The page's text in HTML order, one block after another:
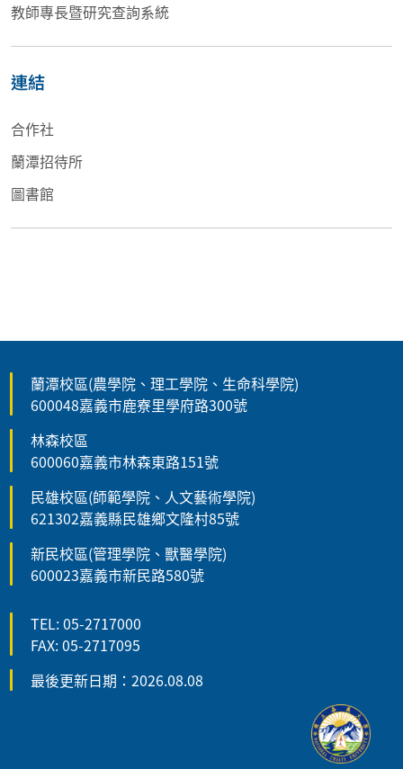
教師專長暨研究查詢系統
連結
合作社
蘭潭招待所
圖書館
蘭潭校區(農學院、理工學院、生命科學院)
600048嘉義市鹿寮里學府路300號
林森校區
600060嘉義市林森東路151號
民雄校區(師範學院、人文藝術學院)
621302嘉義縣民雄鄉文隆村85號
新民校區(管理學院、獸醫學院)
600023嘉義市新民路580號
TEL: 05-2717000
FAX: 05-2717095
最後更新日期：2026.08.08